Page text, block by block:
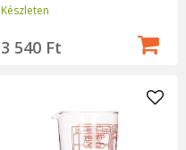
Készleten
3 540 Ft